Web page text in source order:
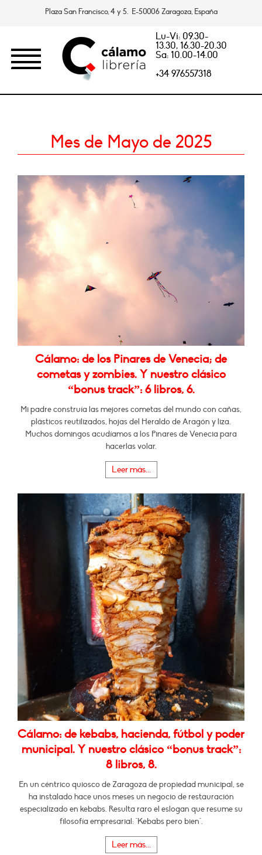
Plaza San Francisco, 4 y 5. E-50006 Zaragoza, España
Lu-Vi: 09.30-
13.30, 16.30-20.30
Sa: 10.00-14.00
+34 976557318
Mes de Mayo de 2025
Cálamo: de los Pinares de Venecia; de
cometas y zombies. Y nuestro clásico
“bonus track”: 6 libros, 6.
Mi padre construía las mejores cometas del mundo con cañas,
plásticos reutilizados, hojas del Heraldo de Aragón y liza.
Muchos domingos acudíamos a los Pinares de Venecia para
hacerlas volar.
Leer más...
Cálamo: de kebabs, hacienda, fútbol y poder
municipal. Y nuestro clásico “bonus track”:
8 libros, 8.
En un céntrico quiosco de Zaragoza de propiedad municipal, se
ha instalado hace unos meses un negocio de restauración
especializado en kebabs. Resulta raro el eslogan que resume su
filosofía empresarial: "Kebabs pero bien".
Leer más...